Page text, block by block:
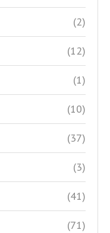
(2)
(12)
(1)
(10)
(37)
(3)
(41)
(71)